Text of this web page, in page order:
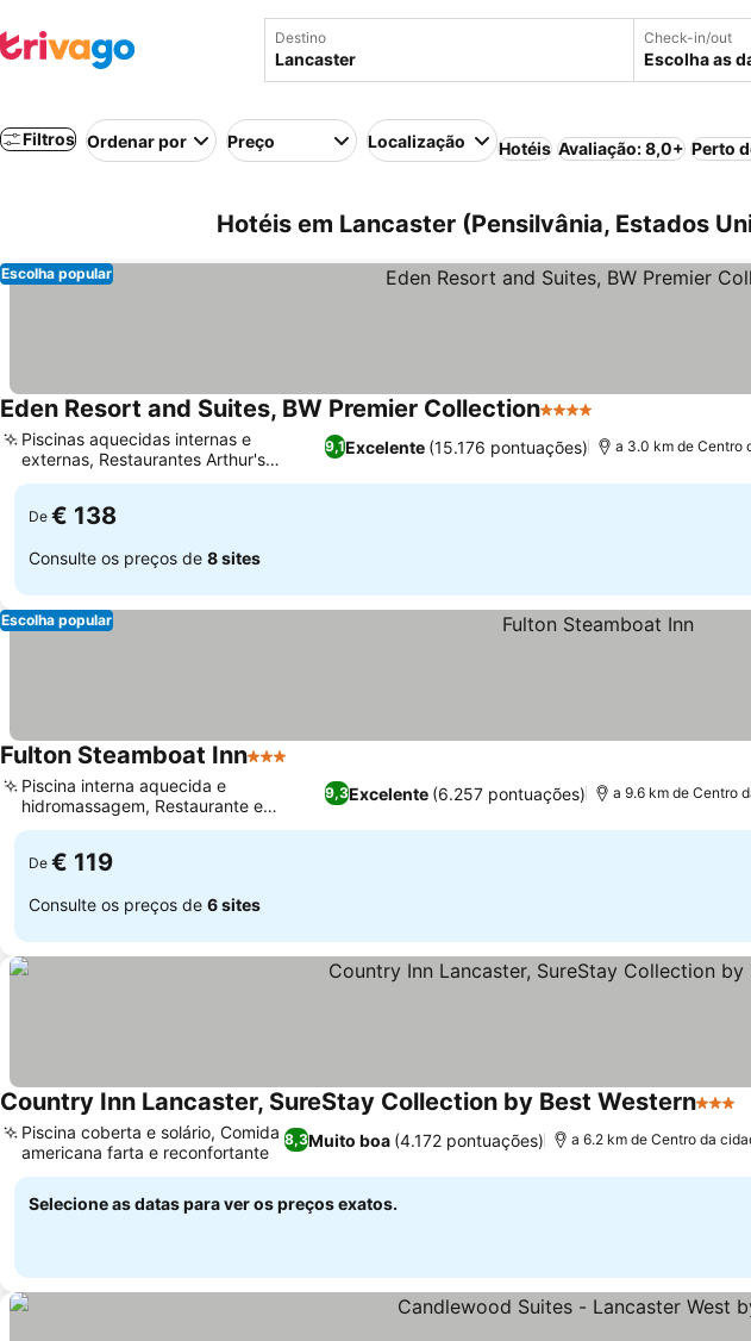
Destino Check-in/out
Escolha as
Filtros Ordenar por Preço Localização Hotéis Avaliação: 8,0+ Perto
Hotéis em Lancaster (Pensilvânia, Estados
Escolha popular
Eden Resort and Suites, BW Premier Collection4 Estrelas
9,1Excelente (15.176 pontuações)
Piscinas aquecidas internas e
externas, Restaurantes Arthur's
Terrace e Garfield's
a 3.0 km de Centro
De € 138
Consulte os preços de 8 sites
Escolha popular
Fulton Steamboat Inn3 Estrelas
9,3Excelente (6.257 pontuações)
Piscina interna aquecida e
hidromassagem, Restaurante e
Taverna Huckleberry’s
a 9.6 km de Centro
De € 119
Consulte os preços de 6 sites
Country Inn Lancaster, SureStay Collection by Best Western3
8,3Muito boa (4.172 pontuações)
Piscina coberta e solário, Comida
americana farta e reconfortante
a 6.2 km de Centro da
Selecione as datas para ver os preços exatos.